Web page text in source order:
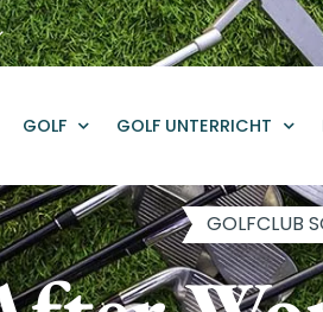
GOLF GOLF UNTERRICHT
GOLFCLUB